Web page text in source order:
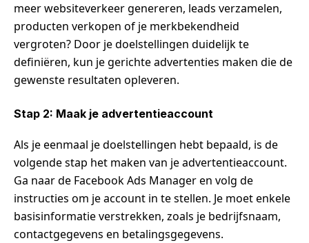
meer websiteverkeer genereren, leads verzamelen,
producten verkopen of je merkbekendheid
vergroten? Door je doelstellingen duidelijk te
definiëren, kun je gerichte advertenties maken die de
gewenste resultaten opleveren.
Stap 2: Maak je advertentieaccount
Als je eenmaal je doelstellingen hebt bepaald, is de
volgende stap het maken van je advertentieaccount.
Ga naar de Facebook Ads Manager en volg de
instructies om je account in te stellen. Je moet enkele
basisinformatie verstrekken, zoals je bedrijfsnaam,
contactgegevens en betalingsgegevens.